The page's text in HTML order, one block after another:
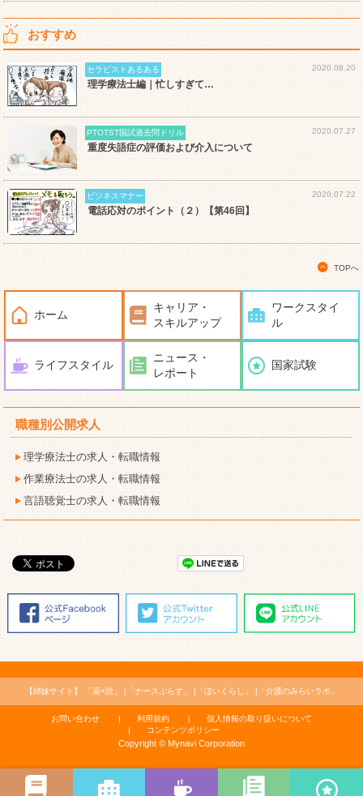
おすすめ
セラピストあるある 2020.08.20
理学療法士編｜忙しすぎて…
PTOTST国試過去問ドリル 2020.07.27
重度失語症の評価および介入について
ビジネスマナー 2020.07.22
電話応対のポイント（２）【第46回】
TOPへ
ホーム
キャリア・
スキルアップ
ワークスタイ
ル
ライフスタイル
ニュース・
レポート
国家試験
職種別公開求人
理学療法士の求人・転職情報
作業療法士の求人・転職情報
言語聴覚士の求人・転職情報
【姉妹サイト】 「薬+読」 「ナースぷらす」 「ほいくらし」 「介護のみらいラボ」
お問い合わせ 利用規約
個人情報の取り扱いについて
コンテンツポリシー
Copyright © Mynavi Corporation